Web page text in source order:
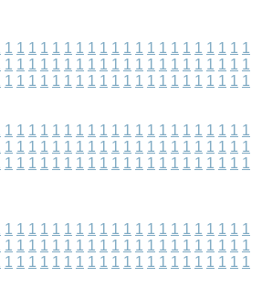
1 1 1 1 1 1 1 1 1 1 1 1 1 1 1 1 1 1 1 1 1
1 1 1 1 1 1 1 1 1 1 1 1 1 1 1 1 1 1 1 1 1
1 1 1 1 1 1 1 1 1 1 1 1 1 1 1 1 1 1 1 1 1
1 1 1 1 1 1 1 1 1 1 1 1 1 1 1 1 1 1 1 1 1
1 1 1 1 1 1 1 1 1 1 1 1 1 1 1 1 1 1 1 1 1
1 1 1 1 1 1 1 1 1 1 1 1 1 1 1 1 1 1 1 1 1
1 1 1 1 1 1 1 1 1 1 1 1 1 1 1 1 1 1 1 1 1
1 1 1 1 1 1 1 1 1 1 1 1 1 1 1 1 1 1 1 1 1
1 1 1 1 1 1 1 1 1 1 1 1 1 1 1 1 1 1 1 1 1